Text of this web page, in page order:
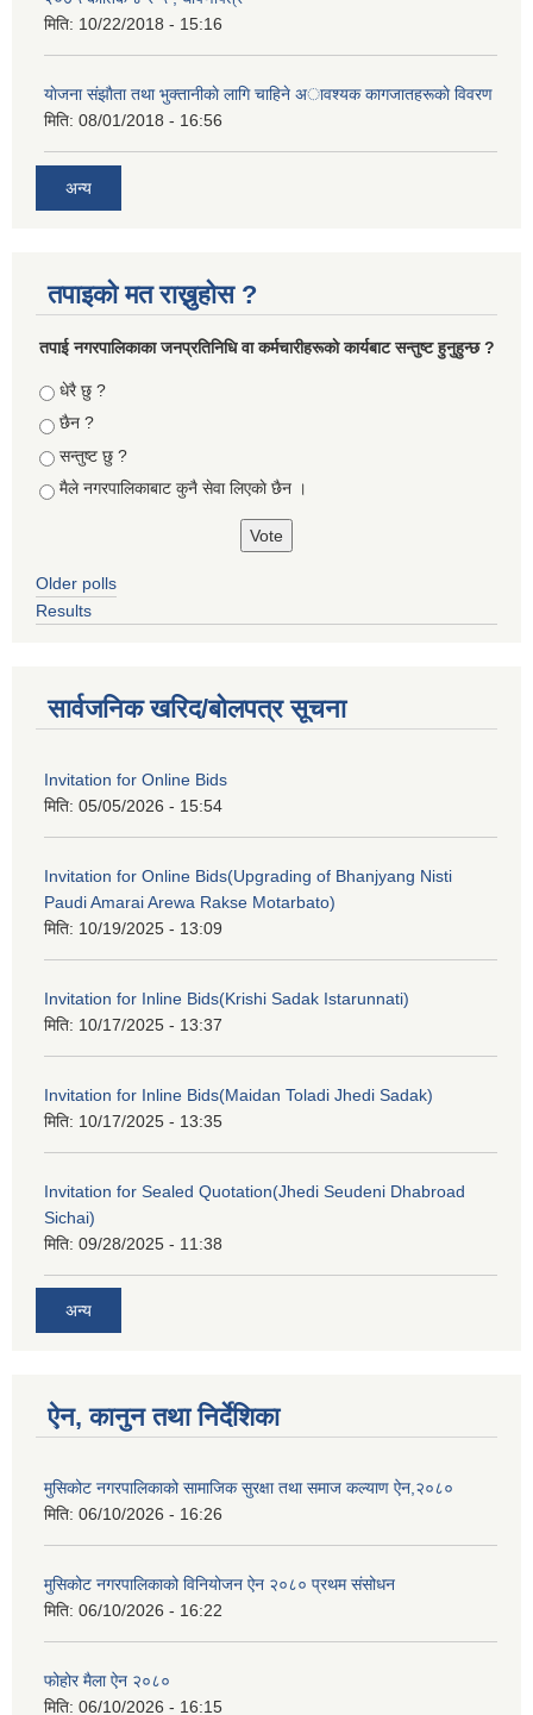
मिति: 10/22/2018 - 15:16
याेजना संझाैता तथा भुक्तानीकाे लागि चाहिने अावश्यक कागजातहरूकाे विवरण
मिति: 08/01/2018 - 16:56
अन्य
तपाइको मत राख्नुहोस ?
तपा‌ई नगरपालिकाका जनप्रतिनिधि वा कर्मचारीहरूकाे कार्यबाट सन्तुष्ट हुनुहुन्छ ?
Choices
धेरै छु ?
छैन ?
सन्तुष्ट छु ?
मैले नगरपालिकाबाट कुनै सेवा लिएकाे छैन ।
Older polls
Results
सार्वजनिक खरिद/बोलपत्र सूचना
Invitation for Online Bids
मिति: 05/05/2026 - 15:54
Invitation for Online Bids(Upgrading of Bhanjyang Nisti
Paudi Amarai Arewa Rakse Motarbato)
मिति: 10/19/2025 - 13:09
Invitation for Inline Bids(Krishi Sadak Istarunnati)
मिति: 10/17/2025 - 13:37
Invitation for Inline Bids(Maidan Toladi Jhedi Sadak)
मिति: 10/17/2025 - 13:35
Invitation for Sealed Quotation(Jhedi Seudeni Dhabroad
Sichai)
मिति: 09/28/2025 - 11:38
अन्य
ऐन, कानुन तथा निर्देशिका
मुसिकोट नगरपालिकाको सामाजिक सुरक्षा तथा समाज कल्याण ऐन,२०८०
मिति: 06/10/2026 - 16:26
मुसिकोट नगरपालिकाको विनियोजन ऐन २०८० प्रथम संसोधन
मिति: 06/10/2026 - 16:22
फोहोर मैला ऐन २०८०
मिति: 06/10/2026 - 16:15